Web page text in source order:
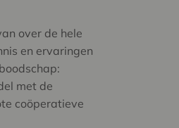
over de hele
en ervaringen
met de
coöperatieve